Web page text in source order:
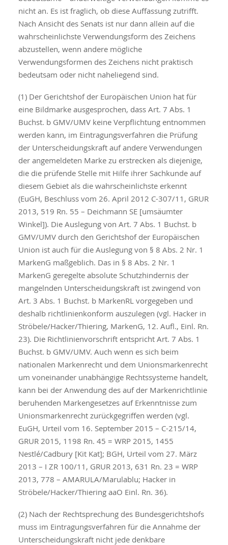
nicht an. Es ist fraglich, ob diese Auffassung zutrifft.
Nach Ansicht des Senats ist nur dann allein auf die
wahrscheinlichste Verwendungsform des Zeichens
abzustellen, wenn andere mögliche
Verwendungsformen des Zeichens nicht praktisch
bedeutsam oder nicht naheliegend sind.
(1) Der Gerichtshof der Europäischen Union hat für
eine Bildmarke ausgesprochen, dass Art. 7 Abs. 1
Buchst. b GMV/UMV keine Verpflichtung entnommen
werden kann, im Eintragungsverfahren die Prüfung
der Unterscheidungskraft auf andere Verwendungen
der angemeldeten Marke zu erstrecken als diejenige,
die die prüfende Stelle mit Hilfe ihrer Sachkunde auf
diesem Gebiet als die wahrscheinlichste erkennt
(EuGH, Beschluss vom 26. April 2012 C-307/11, GRUR
2013, 519 Rn. 55 – Deichmann SE [umsäumter
Winkel]). Die Auslegung von Art. 7 Abs. 1 Buchst. b
GMV/UMV durch den Gerichtshof der Europäischen
Union ist auch für die Auslegung von § 8 Abs. 2 Nr. 1
MarkenG maßgeblich. Das in § 8 Abs. 2 Nr. 1
MarkenG geregelte absolute Schutzhindernis der
mangelnden Unterscheidungskraft ist zwingend von
Art. 3 Abs. 1 Buchst. b MarkenRL vorgegeben und
deshalb richtlinienkonform auszulegen (vgl. Hacker in
Ströbele/Hacker/Thiering, MarkenG, 12. Aufl., Einl. Rn.
23). Die Richtlinienvorschrift entspricht Art. 7 Abs. 1
Buchst. b GMV/UMV. Auch wenn es sich beim
nationalen Markenrecht und dem Unionsmarkenrecht
um voneinander unabhängige Rechtssysteme handelt,
kann bei der Anwendung des auf der Markenrichtlinie
beruhenden Markengesetzes auf Erkenntnisse zum
Unionsmarkenrecht zurückgegriffen werden (vgl.
EuGH, Urteil vom 16. September 2015 – C-215/14,
GRUR 2015, 1198 Rn. 45 = WRP 2015, 1455
Nestlé/Cadbury [Kit Kat]; BGH, Urteil vom 27. März
2013 – I ZR 100/11, GRUR 2013, 631 Rn. 23 = WRP
2013, 778 – AMARULA/Marulablu; Hacker in
Ströbele/Hacker/Thiering aaO Einl. Rn. 36).
(2) Nach der Rechtsprechung des Bundesgerichtshofs
muss im Eintragungsverfahren für die Annahme der
Unterscheidungskraft nicht jede denkbare